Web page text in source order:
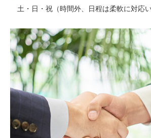
土・日・祝（時間外、日程は柔軟に対応